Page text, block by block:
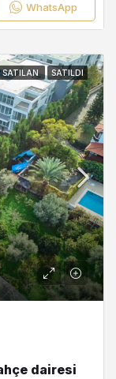
WhatsApp
SATILAN SATILDI
dairesi